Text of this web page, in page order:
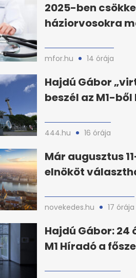
2025-ben
háziorvosokra
mfor.hu 14 órája
Hajdú Gábor
beszél az M1-
444.hu 16 órája
Már augusztus
elnököt
novekedes.hu 17 órája
Hajdú Gábor:
M1 Híradó a